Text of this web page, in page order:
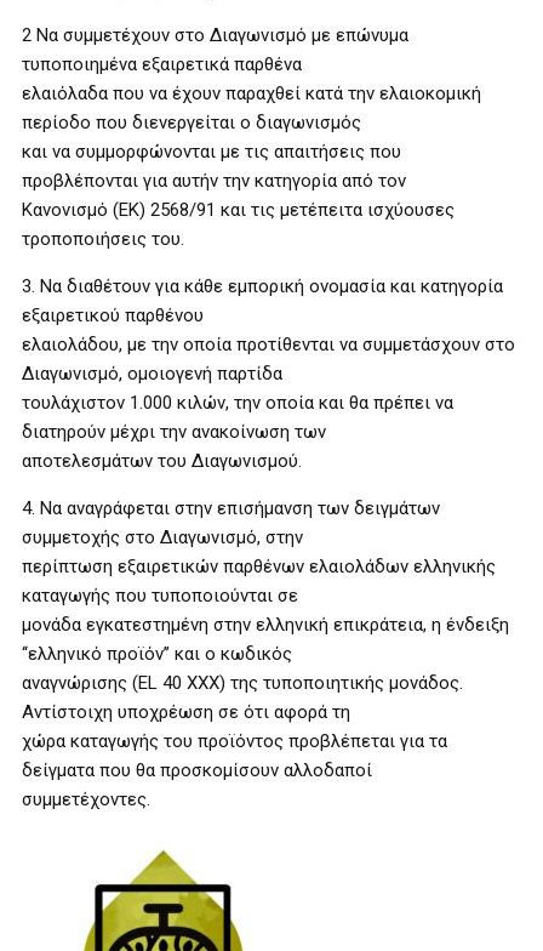
2 Να συμμετέχουν στο Διαγωνισμό με επώνυμα
τυποποιημένα εξαιρετικά παρθένα
ελαιόλαδα που να έχουν παραχθεί κατά την ελαιοκομική
περίοδο που διενεργείται ο διαγωνισμός
και να συμμορφώνονται με τις απαιτήσεις που
προβλέπονται για αυτήν την κατηγορία από τον
Κανονισμό (ΕΚ) 2568/91 και τις μετέπειτα ισχύουσες
τροποποιήσεις του.
3. Να διαθέτουν για κάθε εμπορική ονομασία και κατηγορία
εξαιρετικού παρθένου
ελαιολάδου, με την οποία προτίθενται να συμμετάσχουν στο
Διαγωνισμό, ομοιογενή παρτίδα
τουλάχιστον 1.000 κιλών, την οποία και θα πρέπει να
διατηρούν μέχρι την ανακοίνωση των
αποτελεσμάτων του Διαγωνισμού.
4. Να αναγράφεται στην επισήμανση των δειγμάτων
συμμετοχής στο Διαγωνισμό, στην
περίπτωση εξαιρετικών παρθένων ελαιολάδων ελληνικής
καταγωγής που τυποποιούνται σε
μονάδα εγκατεστημένη στην ελληνική επικράτεια, η ένδειξη
‘‘ελληνικό προϊόν’’ και ο κωδικός
αναγνώρισης (EL 40 XXX) της τυποποιητικής μονάδος.
Αντίστοιχη υποχρέωση σε ότι αφορά τη
χώρα καταγωγής του προϊόντος προβλέπεται για τα
δείγματα που θα προσκομίσουν αλλοδαποί
συμμετέχοντες.